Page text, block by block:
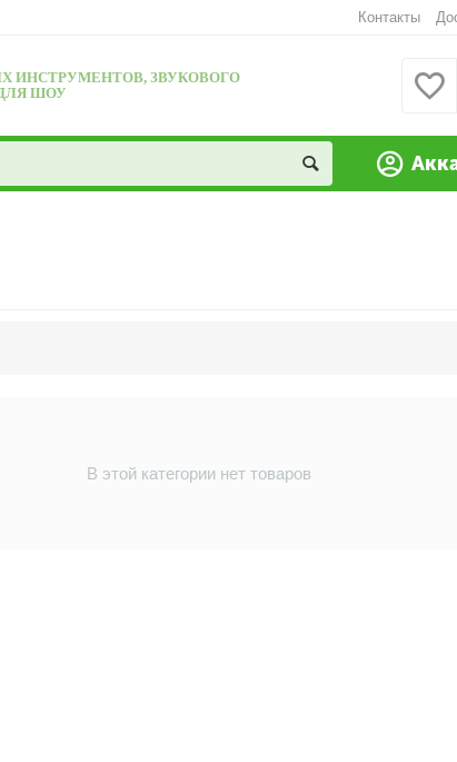
Контакты
ИНСТРУМЕНТОВ, ЗВУКОВОГО
ШОУ
В этой категории нет товаров